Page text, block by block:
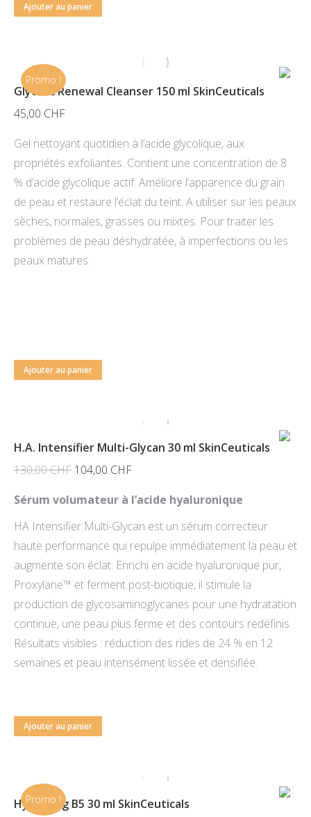
Ajouter au panier
Glycolic Renewal Cleanser 150 ml SkinCeuticals
45,00 CHF
Gel nettoyant quotidien à l’acide glycolique, aux
propriétés exfoliantes. Contient une concentration de 8
% d’acide glycolique actif. Améliore l’apparence du grain
de peau et restaure l’éclat du teint. A utiliser sur les peaux
sèches, normales, grasses ou mixtes. Pour traiter les
problèmes de peau déshydratée, à imperfections ou les
peaux matures.
Ajouter au panier
Promo !
H.A. Intensifier Multi-Glycan 30 ml SkinCeuticals
130,00CHF Le
initial
était :
130,00 CHF.
104,00 CHFLe
actuel
est :
104,00 CHF.
Sérum volumateur à l’acide hyaluronique
HA Intensifier Multi-Glycan est un sérum correcteur
haute performance qui repulpe immédiatement la peau et
augmente son éclat. Enrichi en acide hyaluronique pur,
Proxylane™ et ferment post-biotique, il stimule la
production de glycosaminoglycanes pour une hydratation
continue, une peau plus ferme et des contours redéfinis.
Résultats visibles : réduction des rides de 24 % en 12
semaines et peau intensément lissée et densifiée.
Ajouter au panier
Promo !
Hydrating B5 30 ml SkinCeuticals